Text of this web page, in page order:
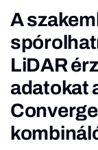
A
LiDAR
adatokat